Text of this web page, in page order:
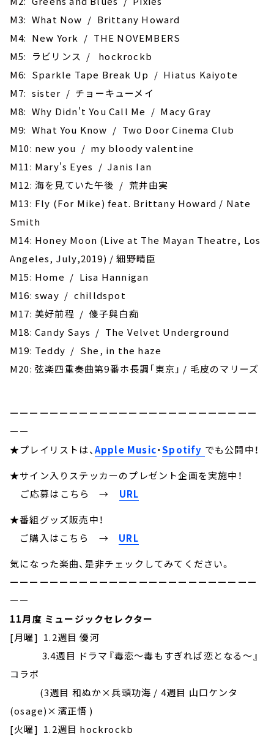
M3: What Now / Brittany Howard
M4: New York / THE NOVEMBERS
M5: ラビリンス / hockrockb
M6: Sparkle Tape Break Up / Hiatus Kaiyote
M7: sister / チョーキューメイ
M8: Why Didn't You Call Me / Macy Gray
M9: What You Know / Two Door Cinema Club
M10: new you / my bloody valentine
M11: Mary's Eyes / Janis Ian
M12: 海を見ていた午後 / 荒井由実
M13: Fly (For Mike) feat. Brittany Howard / Nate
Smith
M14: Honey Moon (Live at The Mayan Theatre, Los
Angeles, July,2019) / 細野晴臣
M15: Home / Lisa Hannigan
M16: sway / chilldspot
M17: 美好前程 / 傻子與白痴
M18: Candy Says / The Velvet Underground
M19: Teddy / She, in the haze
M20: 弦楽四重奏曲第9番ホ長調「東京」 / 毛皮のマリーズ
ーーーーーーーーーーーーーーーーーーーーーーーーー
ーー
★プレイリストは、Apple Music・Spotify でも公開中！
★サイン入りステッカーのプレゼント企画を実施中！
ご応募はこちら→
URL
★番組グッズ販売中！
ご購入はこちら → URL
気になった楽曲、是非チェックしてみてください。
ーーーーーーーーーーーーーーーーーーーーーーーーー
ーー
11月度 ミュージックセレクター
[月曜] 1.2週目 優河
3.4週目 ドラマ『毒恋～毒もすぎれば恋となる～』
コラボ
(3週目 和ぬか×兵頭功海 / 4週目 山口ケンタ
(osage)×濱正悟 )
[火曜] 1.2週目 hockrockb